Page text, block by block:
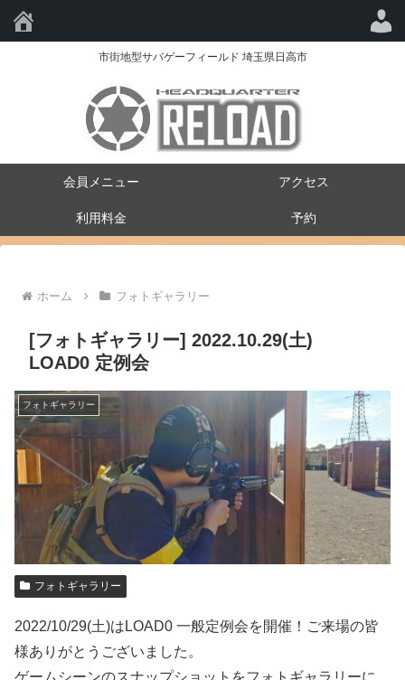
市街地型サバゲーフィールド 埼玉県日高市
会員メニュー アクセス
利用料金 予約
ホーム フォトギャラリー
[フォトギャラリー] 2022.10.29(土)
LOAD0 定例会
フォトギャラリー
フォトギャラリー
2022/10/29(土)はLOAD0 一般定例会を開催！ご来場の皆
様ありがとうございました。